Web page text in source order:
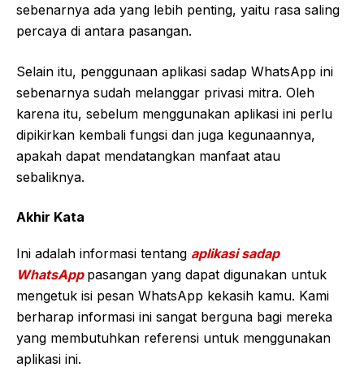
sebenarnya ada yang lebih penting, yaitu rasa saling
percaya di antara pasangan.
Selain itu, penggunaan aplikasi sadap WhatsApp ini
sebenarnya sudah melanggar privasi mitra. Oleh
karena itu, sebelum menggunakan aplikasi ini perlu
dipikirkan kembali fungsi dan juga kegunaannya,
apakah dapat mendatangkan manfaat atau
sebaliknya.
Akhir Kata
Ini adalah informasi tentang aplikasi sadap
WhatsApp pasangan yang dapat digunakan untuk
mengetuk isi pesan WhatsApp kekasih kamu. Kami
berharap informasi ini sangat berguna bagi mereka
yang membutuhkan referensi untuk menggunakan
aplikasi ini.